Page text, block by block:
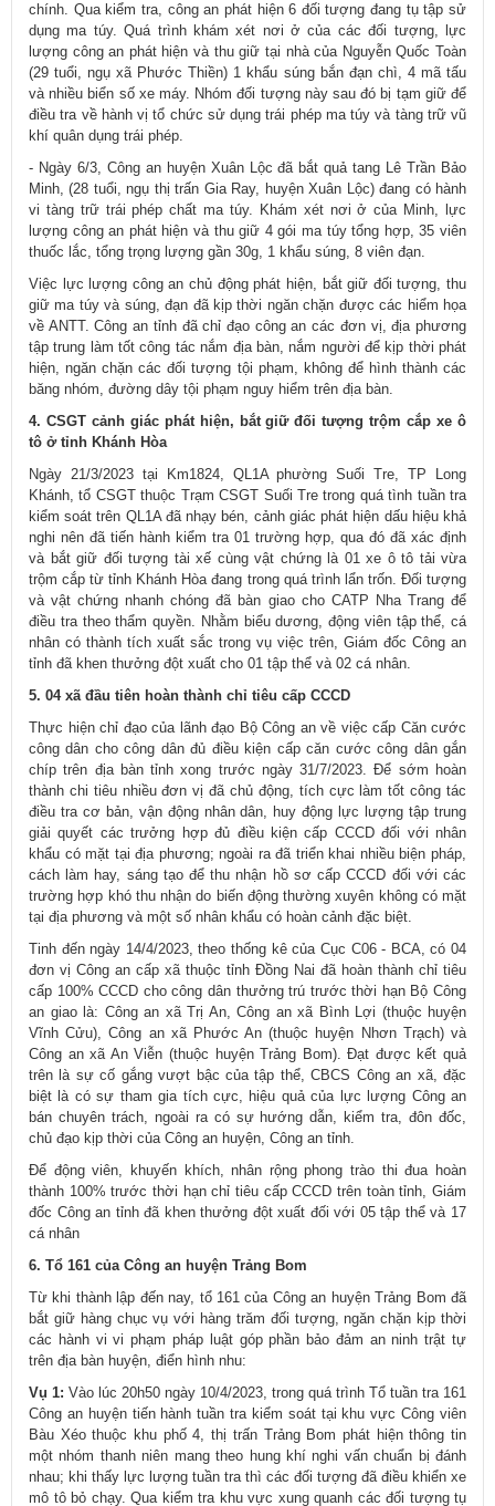
chính. Qua kiểm tra, công an phát hiện 6 đối tượng đang tụ tập sử
dụng ma túy. Quá trình khám xét nơi ở của các đối tượng, lực
lượng công an phát hiện và thu giữ tại nhà của Nguyễn Quốc Toàn
(29 tuổi, ngụ xã Phước Thiền) 1 khẩu súng bắn đạn chì, 4 mã tấu
và nhiều biển số xe máy. Nhóm đối tượng này sau đó bị tạm giữ để
điều tra về hành vị tổ chức sử dụng trái phép ma túy và tàng trữ vũ
khí quân dụng trái phép.
- Ngày 6/3, Công an huyện Xuân Lộc đã bắt quả tang Lê Trần Bảo
Minh, (28 tuổi, ngụ thị trấn Gia Ray, huyện Xuân Lộc) đang có hành
vi tàng trữ trái phép chất ma túy. Khám xét nơi ở của Minh, lực
lượng công an phát hiện và thu giữ 4 gói ma túy tổng hợp, 35 viên
thuốc lắc, tổng trọng lượng gần 30g, 1 khẩu súng, 8 viên đạn.
Việc lực lượng công an chủ động phát hiện, bắt giữ đối tượng, thu
giữ ma túy và súng, đạn đã kịp thời ngăn chặn được các hiểm họa
về ANTT. Công an tỉnh đã chỉ đạo công an các đơn vị, địa phương
tập trung làm tốt công tác nắm địa bàn, nắm người để kịp thời phát
hiện, ngăn chặn các đối tượng tội phạm, không để hình thành các
băng nhóm, đường dây tội phạm nguy hiểm trên địa bàn.
4. CSGT cảnh giác phát hiện, bắt giữ đối tượng trộm cắp xe ô
tô ở tỉnh Khánh Hòa
Ngày 21/3/2023 tại Km1824, QL1A phường Suối Tre, TP Long
Khánh, tổ CSGT thuộc Trạm CSGT Suối Tre trong quá tình tuần tra
kiểm soát trên QL1A đã nhạy bén, cảnh giác phát hiện dấu hiệu khả
nghi nên đã tiến hành kiểm tra 01 trường hợp, qua đó đã xác định
và bắt giữ đối tượng tài xế cùng vật chứng là 01 xe ô tô tải vừa
trộm cắp từ tỉnh Khánh Hòa đang trong quá trình lẩn trốn. Đối tượng
và vật chứng nhanh chóng đã bàn giao cho CATP Nha Trang để
điều tra theo thẩm quyền. Nhằm biểu dương, động viên tập thể, cá
nhân có thành tích xuất sắc trong vụ việc trên, Giám đốc Công an
tỉnh đã khen thưởng đột xuất cho 01 tập thể và 02 cá nhân.
5. 04 xã đầu tiên hoàn thành chỉ tiêu cấp CCCD
Thực hiện chỉ đạo của lãnh đạo Bộ Công an về việc cấp Căn cước
công dân cho công dân đủ điều kiện cấp căn cước công dân gắn
chíp trên địa bàn tỉnh xong trước ngày 31/7/2023. Để sớm hoàn
thành chi tiêu nhiều đơn vị đã chủ động, tích cực làm tốt công tác
điều tra cơ bản, vận động nhân dân, huy động lực lượng tập trung
giải quyết các trưởng hợp đủ điều kiện cấp CCCD đối với nhân
khẩu có mặt tại địa phương; ngoài ra đã triển khai nhiều biện pháp,
cách làm hay, sáng tạo để thu nhận hồ sơ cấp CCCD đối với các
trường hợp khó thu nhận do biến động thường xuyên không có mặt
tại địa phương và một số nhân khẩu có hoàn cảnh đặc biệt.
Tinh đến ngày 14/4/2023, theo thống kê của Cục C06 - BCA, có 04
đơn vị Công an cấp xã thuộc tỉnh Đồng Nai đã hoàn thành chỉ tiêu
cấp 100% CCCD cho công dân thưởng trú trước thời hạn Bộ Công
an giao là: Công an xã Trị An, Công an xã Bình Lợi (thuộc huyện
Vĩnh Cửu), Công an xã Phước An (thuộc huyện Nhơn Trạch) và
Công an xã An Viễn (thuộc huyện Trảng Bom). Đạt được kết quả
trên là sự cố gắng vượt bậc của tập thể, CBCS Công an xã, đặc
biệt là có sự tham gia tích cực, hiệu quả của lực lượng Công an
bán chuyên trách, ngoài ra có sự hướng dẫn, kiểm tra, đôn đốc,
chủ đạo kịp thời của Công an huyện, Công an tỉnh.
Để động viên, khuyến khích, nhân rộng phong trào thi đua hoàn
thành 100% trước thời hạn chỉ tiêu cấp CCCD trên toàn tỉnh, Giám
đốc Công an tỉnh đã khen thưởng đột xuất đối với 05 tập thể và 17
cá nhân
6. Tổ 161 của Công an huyện Trảng Bom
Từ khi thành lập đến nay, tổ 161 của Công an huyện Trảng Bom đã
bắt giữ hàng chục vụ với hàng trăm đối tượng, ngăn chặn kịp thời
các hành vi vi phạm pháp luật góp phần bảo đảm an ninh trật tự
trên địa bàn huyện, điển hình nhu:
Vụ 1: Vào lúc 20h50 ngày 10/4/2023, trong quá trình Tổ tuần tra 161
Công an huyện tiến hành tuần tra kiểm soát tại khu vực Công viên
Bàu Xéo thuộc khu phố 4, thị trấn Trảng Bom phát hiện thông tin
một nhóm thanh niên mang theo hung khí nghi vấn chuẩn bị đánh
nhau; khi thấy lực lượng tuần tra thì các đối tượng đã điều khiển xe
mô tô bỏ chạy. Qua kiểm tra khu vực xung quanh các đối tượng tụ